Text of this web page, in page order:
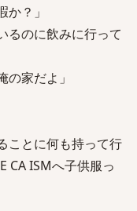
？」
るのに飲みに行って
家だよ」
ことに何も持って行
CA ISMへ子供服っ